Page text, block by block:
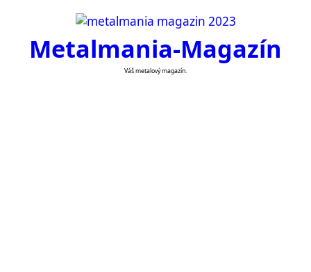
contentMetalmania-Magazín
Váš metalový magazín.